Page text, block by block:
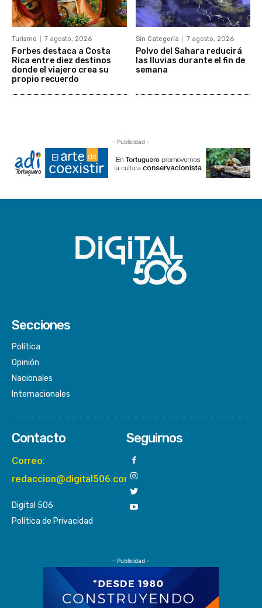
Turismo 7 agosto, 2026
Forbes destaca a Costa
Rica entre diez destinos
donde el viajero crea su
propio recuerdo
Sin Categoría 7 agosto, 2026
Polvo del Sahara reducirá
las lluvias durante el fin de
semana
- Publicidad -
Secciones
Política
Opinión
Nacionales
Internacionales
Contacto
Correo:
redaccion@digital506.com
Digital 506
Política de Privacidad
Seguirnos
- Publicidad -